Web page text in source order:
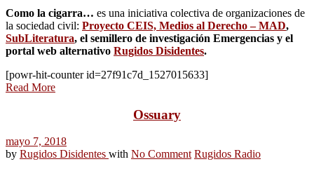
Como la cigarra… es una iniciativa colectiva de organizaciones de
la sociedad civil: Proyecto CEIS, Medios al Derecho – MAD,
SubLiteratura, el semillero de investigación Emergencias y el
portal web alternativo Rugidos Disidentes.
[powr-hit-counter id=27f91c7d_1527015633]
Read More
Ossuary
mayo 7, 2018
by Rugidos Disidentes with No Comment Rugidos Radio